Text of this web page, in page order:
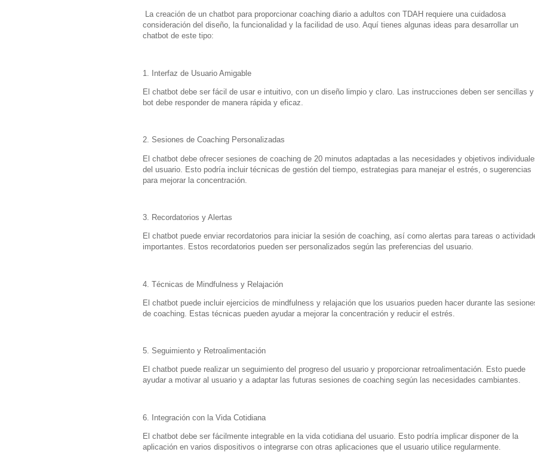
La creación de un chatbot para proporcionar coaching diario a adultos con TDAH requiere una cuidadosa
consideración del diseño, la funcionalidad y la facilidad de uso. Aquí tienes algunas ideas para desarrollar un
chatbot de este tipo:
1. Interfaz de Usuario Amigable
El chatbot debe ser fácil de usar e intuitivo, con un diseño limpio y claro. Las instrucciones deben ser sencillas y
bot debe responder de manera rápida y eficaz.
2. Sesiones de Coaching Personalizadas
El chatbot debe ofrecer sesiones de coaching de 20 minutos adaptadas a las necesidades y objetivos
del usuario. Esto podría incluir técnicas de gestión del tiempo, estrategias para manejar el estrés, o sugerencias
para mejorar la concentración.
3. Recordatorios y Alertas
El chatbot puede enviar recordatorios para iniciar la sesión de coaching, así como alertas para tareas o
importantes. Estos recordatorios pueden ser personalizados según las preferencias del usuario.
4. Técnicas de Mindfulness y Relajación
El chatbot puede incluir ejercicios de mindfulness y relajación que los usuarios pueden hacer durante las
de coaching. Estas técnicas pueden ayudar a mejorar la concentración y reducir el estrés.
5. Seguimiento y Retroalimentación
El chatbot puede realizar un seguimiento del progreso del usuario y proporcionar retroalimentación. Esto puede
ayudar a motivar al usuario y a adaptar las futuras sesiones de coaching según las necesidades cambiantes.
6. Integración con la Vida Cotidiana
El chatbot debe ser fácilmente integrable en la vida cotidiana del usuario. Esto podría implicar disponer de la
aplicación en varios dispositivos o integrarse con otras aplicaciones que el usuario utilice regularmente.